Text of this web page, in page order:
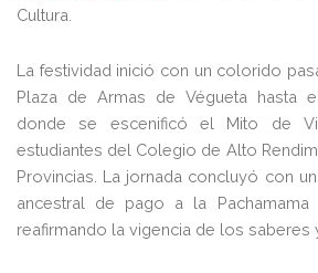
Cultura.
La festividad inició con un colorido
Plaza de Armas de Végueta hasta
donde se escenificó el Mito de
estudiantes del Colegio de Alto
Provincias. La jornada concluyó con
ancestral de pago a la Pachamama
reafirmando la vigencia de los saberes